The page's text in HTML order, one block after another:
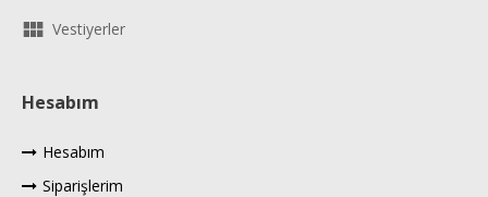
Vestiyerler
Hesabım
Hesabım
Siparişlerim